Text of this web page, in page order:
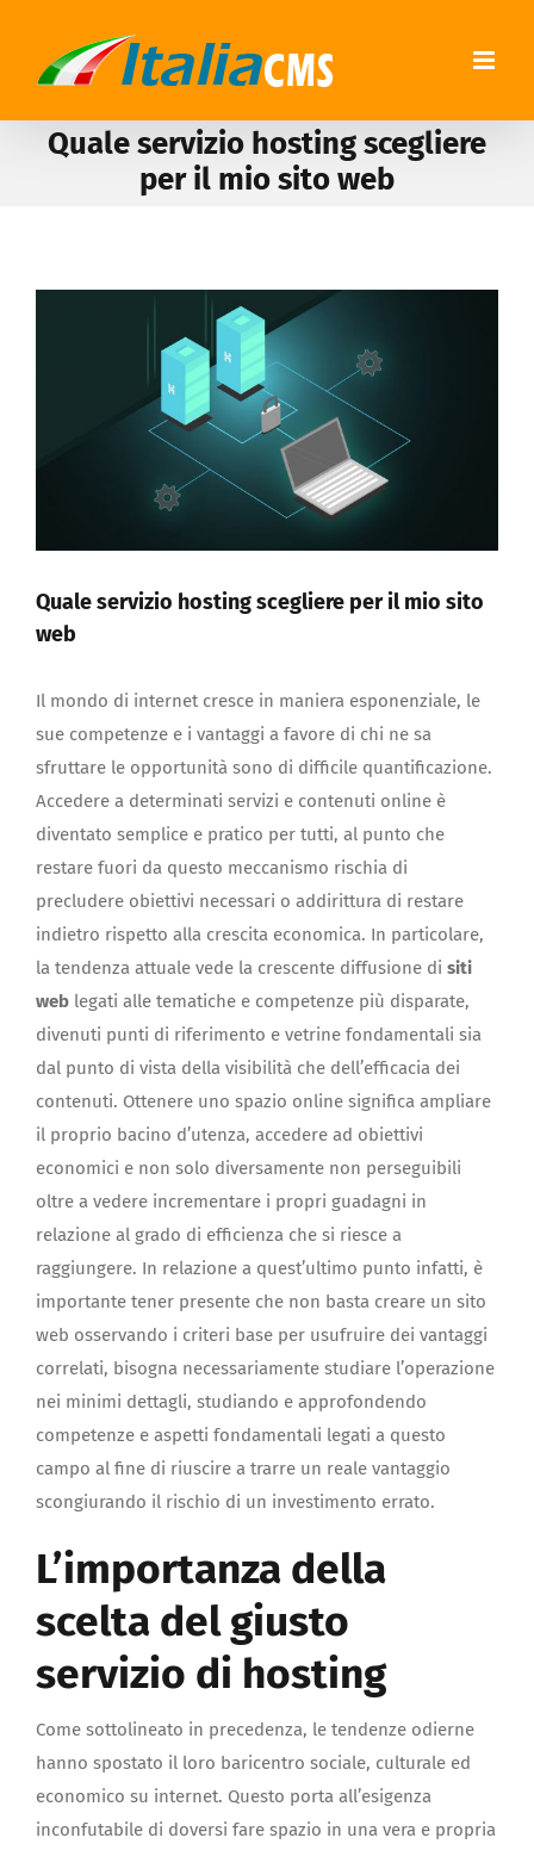
Quale servizio hosting scegliere
per il mio sito web
Quale servizio hosting scegliere per il mio sito
web
Il mondo di internet cresce in maniera esponenziale, le
sue competenze e i vantaggi a favore di chi ne sa
sfruttare le opportunità sono di difficile quantificazione.
Accedere a determinati servizi e contenuti online è
diventato semplice e pratico per tutti, al punto che
restare fuori da questo meccanismo rischia di
precludere obiettivi necessari o addirittura di restare
indietro rispetto alla crescita economica. In particolare,
la tendenza attuale vede la crescente diffusione di siti
web legati alle tematiche e competenze più disparate,
divenuti punti di riferimento e vetrine fondamentali sia
dal punto di vista della visibilità che dell’efficacia dei
contenuti. Ottenere uno spazio online significa ampliare
il proprio bacino d’utenza, accedere ad obiettivi
economici e non solo diversamente non perseguibili
oltre a vedere incrementare i propri guadagni in
relazione al grado di efficienza che si riesce a
raggiungere. In relazione a quest’ultimo punto infatti, è
importante tener presente che non basta creare un sito
web osservando i criteri base per usufruire dei vantaggi
correlati, bisogna necessariamente studiare l’operazione
nei minimi dettagli, studiando e approfondendo
competenze e aspetti fondamentali legati a questo
campo al fine di riuscire a trarre un reale vantaggio
scongiurando il rischio di un investimento errato.
L’importanza della
scelta del giusto
servizio di hosting
Come sottolineato in precedenza, le tendenze odierne
hanno spostato il loro baricentro sociale, culturale ed
economico su internet. Questo porta all’esigenza
inconfutabile di doversi fare spazio in una vera e propria